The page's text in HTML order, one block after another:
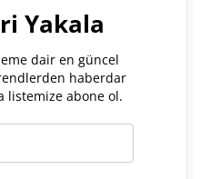
Yakala
dair en güncel
haberdar
listemize abone ol.